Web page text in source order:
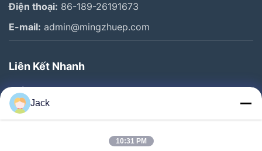
Điện thoại: 86-189-26191673
E-mail: admin@mingzhuep.com
Liên Kết Nhanh
Nhà
Sản Phẩm
Jack
10:31 PM